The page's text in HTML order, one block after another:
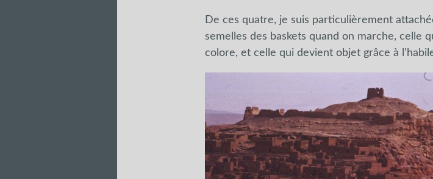
De ces quatre, je suis particulièrement
semelles des baskets quand on marche, celle
colore, et celle qui devient objet grâce à